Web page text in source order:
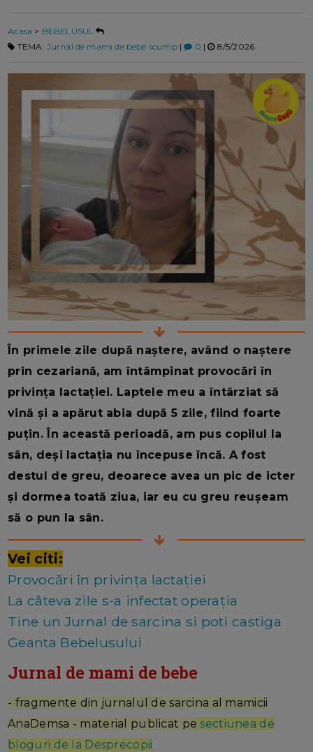
Acasa > BEBELUSUL
TEMA: Jurnal de mami de bebe scump| 0 | 8/5/2026
În primele zile după naștere, având o naștere
prin cezariană, am întâmpinat provocări în
privința lactației. Laptele meu a întârziat să
vină și a apărut abia după 5 zile, fiind foarte
puțin. În această perioadă, am pus copilul la
sân, deși lactația nu începuse încă. A fost
destul de greu, deoarece avea un pic de icter
și dormea toată ziua, iar eu cu greu reușeam
să o pun la sân.
Vei citi:
Provocări în privința lactației
La câteva zile s-a infectat operația
Tine un Jurnal de sarcina si poti castiga
Geanta Bebelusului
Jurnal de mami de bebe
- fragmente din jurnalul de sarcina al mamicii
AnaDemsa - material publicat pe sectiunea de
bloguri de la Desprecopii